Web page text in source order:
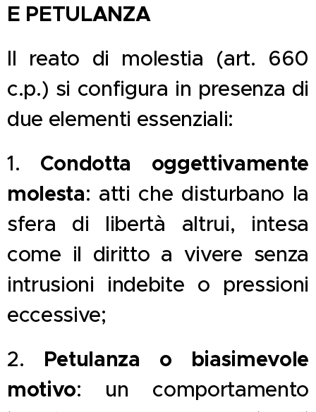
E PETULANZA
Il reato di molestia (art. 660
c.p.) si configura in presenza di
due elementi essenziali:
1. Condotta oggettivamente
molesta: atti che disturbano la
sfera di libertà altrui, intesa
come il diritto a vivere senza
intrusioni indebite o pressioni
eccessive;
2. Petulanza o biasimevole
motivo: un comportamento